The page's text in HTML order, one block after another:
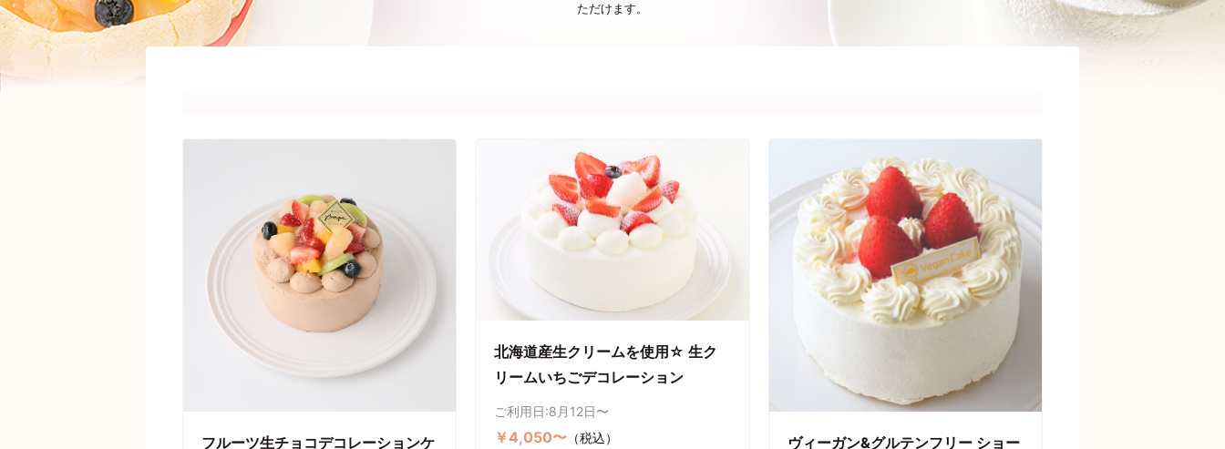
ただけます。
フルーツ生チョコデコレーションケ
北海道産生クリームを使用☆ 生ク
リームいちごデコレーション
ご利用日:8月12日〜
￥4,050〜 （税込）
ヴィーガン&グルテンフリー ショー